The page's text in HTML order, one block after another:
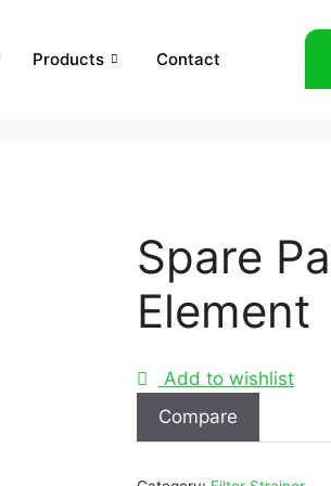
Products Contact
Spare
Element
Add to wishlist
Compare